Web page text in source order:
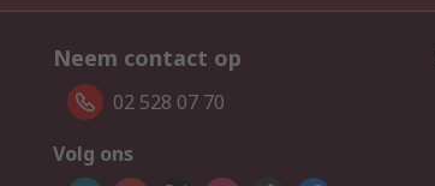
Neem contact op
02 528 07 70
Volg ons